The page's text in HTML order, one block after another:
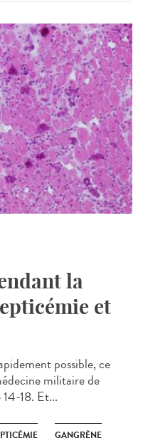
la
et
possible, ce
militaire de
18. Et...
GANGRÈNE